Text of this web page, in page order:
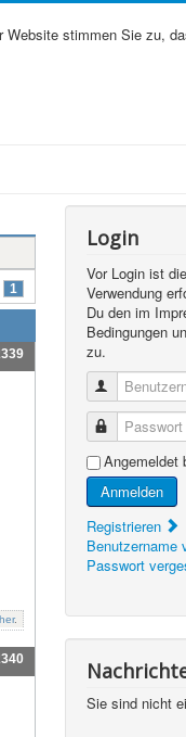
stimmen Sie zu,
1
.
Login
Vor Login ist
Verwendung
Du den im
Bedingungen
zu.
Passwort
Angemeldet
Anmelden
Registrieren
Benutzername
Passwort
Sie sind nicht